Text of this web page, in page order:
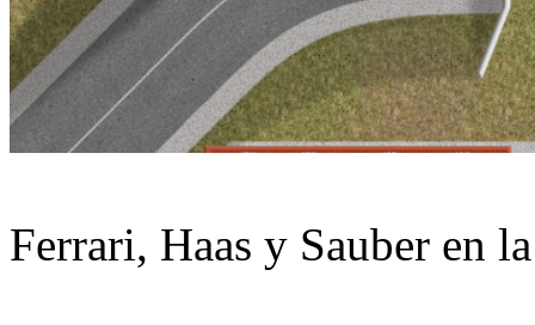
Ferrari, Haas y Sauber en